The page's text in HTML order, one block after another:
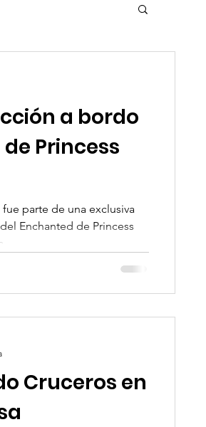
a bordo
Princess
parte de una exclusiva
Enchanted de Princess
Cruceros en